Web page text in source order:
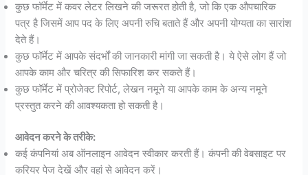
कुछ फॉर्मेट में कवर लेटर लिखने की जरूरत होती है, जो कि एक औपचारिक
पत्र है जिसमें आप पद के लिए अपनी रुचि बताते हैं और अपनी योग्यता का सारांश
देते हैं।
कुछ फॉर्मेट में आपके संदर्भों की जानकारी मांगी जा सकती है। ये ऐसे लोग हैं जो
आपके काम और चरित्र की सिफारिश कर सकते हैं।
कुछ फॉर्मेट में प्रोजेक्ट रिपोर्ट, लेखन नमूने या आपके काम के अन्य नमूने
प्रस्तुत करने की आवश्यकता हो सकती है।
आवेदन करने के तरीके:
कई कंपनियां अब ऑनलाइन आवेदन स्वीकार करती हैं। कंपनी की वेबसाइट पर
करियर पेज देखें और वहां से आवेदन करें।